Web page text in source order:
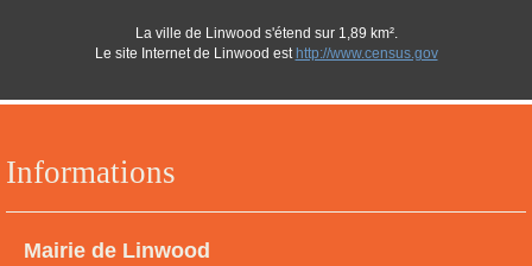
Informations
Mairie de Linwood
La ville de Linwood s'étend sur 1,89 km².
Le site Internet de Linwood est http://www.census.gov